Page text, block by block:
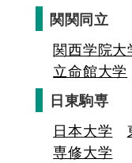
関関同立
関西学院大
立命館大学
日東駒専
日本大学
専修大学